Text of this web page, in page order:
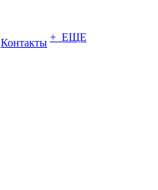
Контакты + ЕЩЕ